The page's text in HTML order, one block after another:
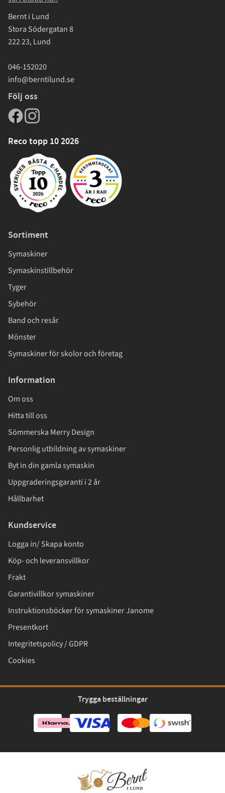
Bernt i Lund
Stora Södergatan 8
222 23, Lund
046-152020
info@berntilund.se
Följ oss
Reco topp 10 2026
Sortiment
Symaskiner
Symaskinstillbehör
Tyger
Sybehör
Band och resår
Mönster
Symaskiner för skolor och företag
Information
Om oss
Hitta till oss
Sömmerska Merry Design
Personlig utbildning av symaskiner
Byt in din gamla symaskin
Uppgraderingsgaranti i 2 år
Hållbarhet
Kundservice
Logga in/ Skapa konto
Köp- och leveransvillkor
Frakt
Garantivillkor symaskiner
Instruktionsböcker för symaskiner Janome
Presentkort
Integritetspolicy / GDPR
Cookies
Trygga beställningar